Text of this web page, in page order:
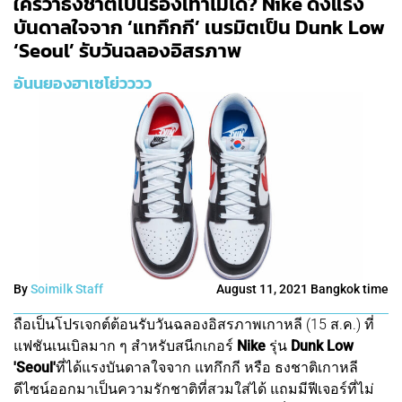
บันดาลใจจาก ‘แทกึกกี’ เนรมิตเป็น Dunk Low
‘Seoul’ รับวันฉลองอิสรภาพ
อันนยองฮาเซโย่วววว
BySoimilk Staff August 11, 2021 Bangkok time
ถือเป็นโปรเจกต์ต้อนรับวันฉลองอิสรภาพเกาหลี (15 ส.ค.) ที่
แฟชันเนเบิลมาก ๆ สำหรับสนีกเกอร์ Nike รุ่น Dunk Low
'Seoul'ที่ได้แรงบันดาลใจจาก แทกึกกี หรือ ธงชาติเกาหลี
ดีไซน์ออกมาเป็นความรักชาติที่สวมใส่ได้ แถมมีฟีเจอร์ที่ไม่